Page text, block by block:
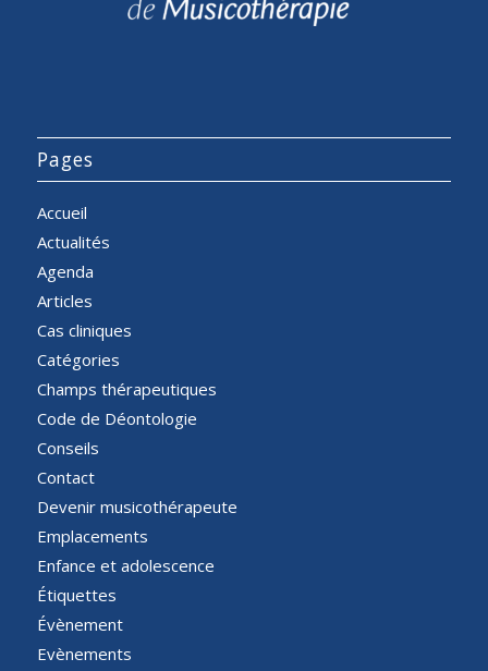
Pages
Accueil
Actualités
Agenda
Articles
Cas cliniques
Catégories
Champs thérapeutiques
Code de Déontologie
Conseils
Contact
Devenir musicothérapeute
Emplacements
Enfance et adolescence
Étiquettes
Évènement
Evènements